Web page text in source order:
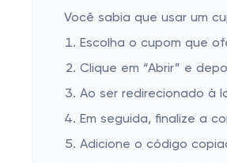
Você sabia que usar um
Escolha o cupom que
Clique em “Abrir” e
Ao ser redirecionado à
Em seguida, finalize a
Adicione o código